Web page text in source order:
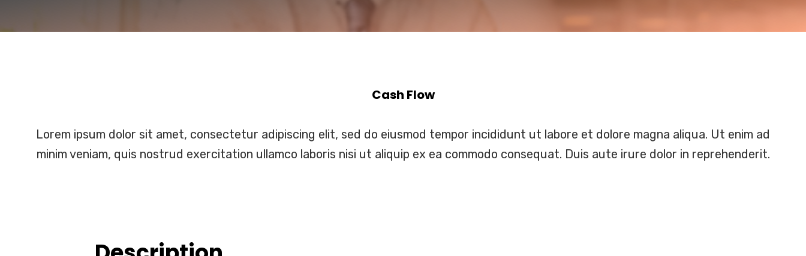
Cash Flow
Lorem ipsum dolor sit amet, consectetur adipiscing elit, sed do eiusmod tempor incididunt ut labore et dolore magna aliqua. Ut enim ad
minim veniam, quis nostrud exercitation ullamco laboris nisi ut aliquip ex ea commodo consequat. Duis aute irure dolor in reprehenderit.